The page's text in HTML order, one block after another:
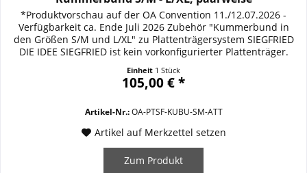
*Produktvorschau auf der OA Convention 11./12.07.2026 -
Verfügbarkeit ca. Ende Juli 2026 Zubehör "Kummerbund in
den Größen S/M und L/XL" zu Plattenträgersystem SIEGFRIED
DIE IDEE SIEGFRIED ist kein vorkonfigurierter Plattenträger.
sich den Anforderungen seines Trägers anpasst. Vom
verdeckten bzw. diskreten...
Einheit 1 Stück
105,00 € *
Artikel-Nr.:OA-PTSF-KUBU-SM-ATT
Artikel auf Merkzettel setzen
Zum Produkt